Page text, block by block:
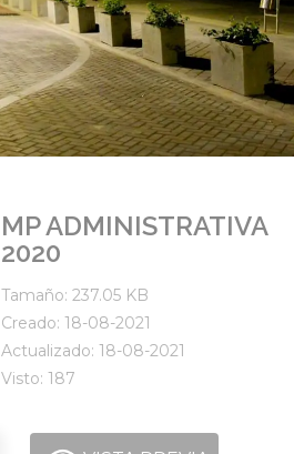
MP ADMINISTRATIVA
2020
Tamaño: 237.05 KB
Creado: 18-08-2021
Actualizado: 18-08-2021
Visto: 187